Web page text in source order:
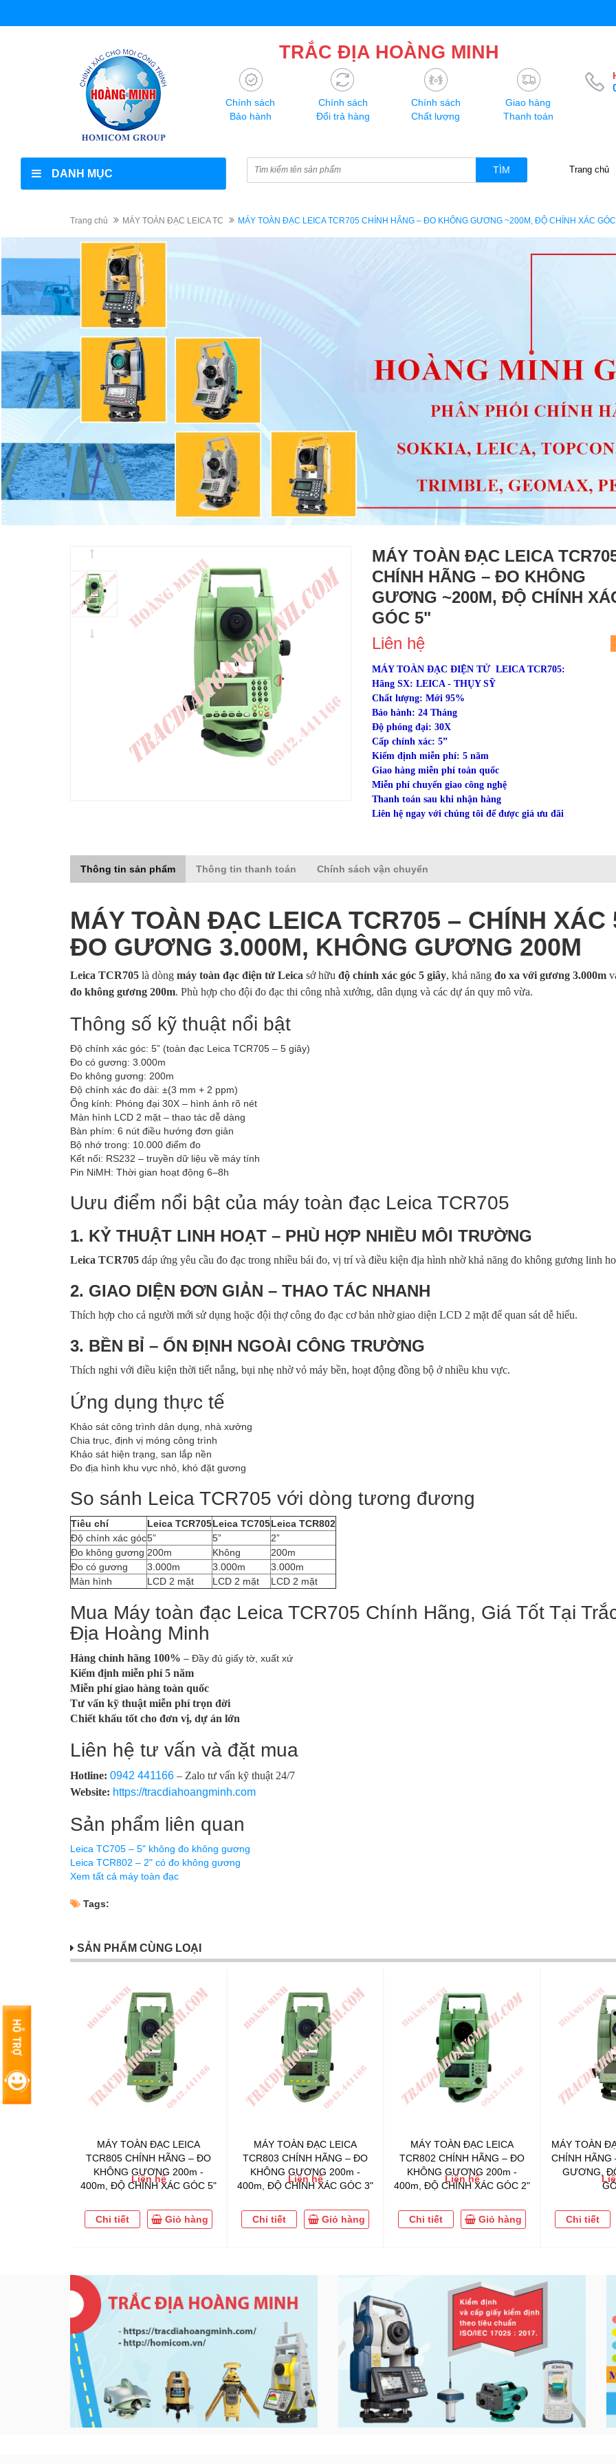
TRẮC ĐỊA HOÀNG MINH
Chính sách
Bảo hành
Chính sách
Đổi trả hàng
Chính sách
Chất lượng
Giao hàng
Thanh toán
DANH MỤC TÌM Trang chủ
Trang chủ MÁY TOÀN ĐẠC LEICA TC MÁY TOÀN ĐẠC LEICA TCR705 CHÍNH HÃNG – ĐO KHÔNG GƯƠNG ~200M, ĐỘ CHÍNH XÁC
MÁY TOÀN ĐẠC LEICA
CHÍNH HÃNG – ĐO KHÔNG
GƯƠNG ~200M, ĐỘ CHÍNH
GÓC 5"
Liên hệ
MÁY TOÀN ĐẠC ĐIỆN TỬ LEICA TCR705:
Hãng SX: LEICA - THỤY SỸ
Chất lượng: Mới 95%
Bảo hành: 24 Tháng
Độ phóng đại: 30X
Cấp chính xác: 5”
Kiểm định miễn phí: 5 năm
Giao hàng miễn phí toàn quốc
Miễn phí chuyển giao công nghệ
Thanh toán sau khi nhận hàng
Liên hệ ngay với chúng tôi để được giá ưu đãi
Thông tin sản phẩm Thông tin thanh toán Chính sách vận chuyển
MÁY TOÀN ĐẠC LEICA TCR705 – CHÍNH XÁC
ĐO GƯƠNG 3.000M, KHÔNG GƯƠNG 200M
Leica TCR705 là dòng máy toàn đạc điện tử Leica sở hữu độ chính xác góc 5 giây, khả năng đo xa với gương 3.000m
đo không gương 200m. Phù hợp cho đội đo đạc thi công nhà xưởng, dân dụng và các dự án quy mô vừa.
Thông số kỹ thuật nổi bật
Độ chính xác góc: 5” (toàn đạc Leica TCR705 – 5 giây)
Đo có gương: 3.000m
Đo không gương: 200m
Độ chính xác đo dài: ±(3 mm + 2 ppm)
Ống kính: Phóng đại 30X – hình ảnh rõ nét
Màn hình LCD 2 mặt – thao tác dễ dàng
Bàn phím: 6 nút điều hướng đơn giản
Bộ nhớ trong: 10.000 điểm đo
Kết nối: RS232 – truyền dữ liệu về máy tính
Pin NiMH: Thời gian hoạt động 6–8h
Uưu điểm nổi bật của máy toàn đạc Leica TCR705
1. KỶ THUẬT LINH HOẠT – PHÙ HỢP NHIỀU MÔI TRƯỜNG
Leica TCR705 đáp ứng yêu cầu đo đạc trong nhiều bái đo, vị trí và điều kiện địa hình nhờ khả năng đo không gương linh
2. GIAO DIỆN ĐƠN GIẢN – THAO TÁC NHANH
Thích hợp cho cả người mới sử dụng hoặc đội thợ công đo đạc cơ bản nhờ giao diện LCD 2 mặt để quan sát dễ hiểu.
3. BỀN BỈ – ỔN ĐỊNH NGOÀI CÔNG TRƯỜNG
Thích nghi với điều kiện thời tiết nắng, bụi nhẹ nhờ vỏ máy bền, hoạt động đồng bộ ở nhiều khu vực.
Ứng dụng thực tế
Khảo sát công trình dân dụng, nhà xưởng
Chia trục, định vị móng công trình
Khảo sát hiện trạng, san lắp nền
Đo địa hình khu vực nhỏ, khó đặt gương
So sánh Leica TCR705 với dòng tương đương
Tiêu chí Leica TCR705Leica TC705Leica TCR802
Độ chính xác góc5” 5”
2”
Đo không gương 200m Không
200m
Đo có gương
3.000m 3.000m
3.000m
Màn hình
LCD 2 mặt LCD 2 mặt LCD 2 mặt
Mua Máy toàn đạc Leica TCR705 Chính Hãng, Giá Tốt Tại
Địa Hoàng Minh
Hàng chính hãng 100% – Đầy đủ giấy tờ, xuất xứ
Kiểm định miễn phí 5 năm
Miễn phí giao hàng toàn quốc
Tư vấn kỹ thuật miễn phí trọn đời
Chiết khấu tốt cho đơn vị, dự án lớn
Liên hệ tư vấn và đặt mua
Hotline: 0942 441166 – Zalo tư vấn kỹ thuật 24/7
Website: https://tracdiahoangminh.com
Sản phẩm liên quan
Leica TC705 – 5" không đo không gương
Leica TCR802 – 2" có đo không gương
Xem tất cả máy toàn đạc
Tags:
SẢN PHẨM CÙNG LOẠI
MÁY TOÀN ĐẠC LEICA
TCR805 CHÍNH HÃNG – ĐO
KHÔNG GƯƠNG 200m -
400m, ĐỘ CHÍNH XÁC GÓC 5"
Liên hệ
Chi tiết Giỏ hàng
MÁY TOÀN ĐẠC LEICA
TCR803 CHÍNH HÃNG – ĐO
KHÔNG GƯƠNG 200m -
400m, ĐỘ CHÍNH XÁC GÓC 3"
Liên hệ
Chi tiết Giỏ hàng
MÁY TOÀN ĐẠC LEICA
TCR802 CHÍNH HÃNG – ĐO
KHÔNG GƯƠNG 200m -
400m, ĐỘ CHÍNH XÁC GÓC 2"
Liên hệ
Chi tiết Giỏ hàng
MÁY TOÀN
CHÍNH HÃNG
GƯƠNG,
Chi tiết